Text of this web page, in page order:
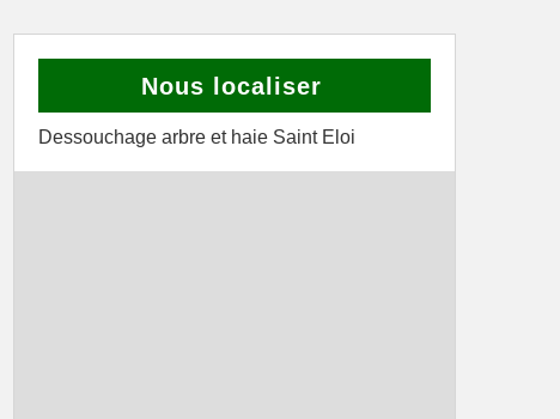
Nous localiser
Dessouchage arbre et haie Saint Eloi